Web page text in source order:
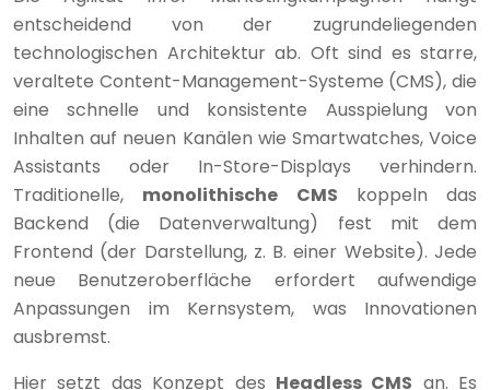
entscheidend von der zugrundeliegenden
technologischen Architektur ab. Oft sind es starre,
veraltete Content-Management-Systeme (CMS), die
eine schnelle und konsistente Ausspielung von
Inhalten auf neuen Kanälen wie Smartwatches, Voice
Assistants oder In-Store-Displays verhindern.
Traditionelle, monolithische CMS koppeln das
Backend (die Datenverwaltung) fest mit dem
Frontend (der Darstellung, z. B. einer Website). Jede
neue Benutzeroberfläche erfordert aufwendige
Anpassungen im Kernsystem, was Innovationen
ausbremst.
Hier setzt das Konzept des Headless CMS an. Es